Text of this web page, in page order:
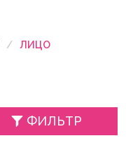
ЛИЦО
ФИЛЬТР